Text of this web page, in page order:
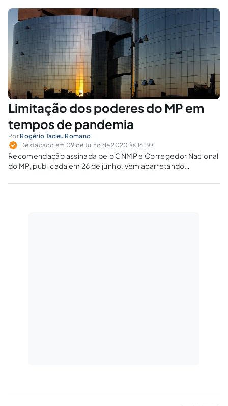
Limitação dos poderes do MP em
tempos de pandemia
Por Rogério Tadeu Romano
Destacado em 09 de Julho de 2020 às 16:30
Recomendação assinada pelo CNMP e Corregedor Nacional
do MP, publicada em 26 de junho, vem acarretando
Estados.